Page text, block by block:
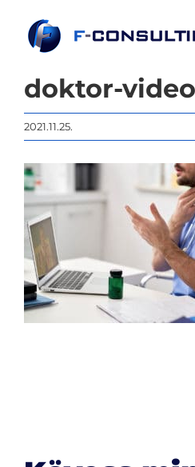
doktor-
2021.11.25.